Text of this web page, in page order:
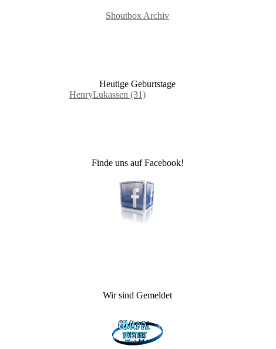
Shoutbox Archiv
Heutige Geburtstage
HenryLukassen (31)
Finde uns auf Facebook!
Wir sind Gemeldet